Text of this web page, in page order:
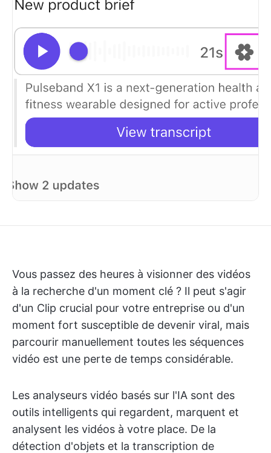
Vous passez des heures à visionner des vidéos
à la recherche d'un moment clé ? Il peut s'agir
d'un Clip crucial pour votre entreprise ou d'un
moment fort susceptible de devenir viral, mais
parcourir manuellement toutes les séquences
vidéo est une perte de temps considérable.
Les analyseurs vidéo basés sur l'IA sont des
outils intelligents qui regardent, marquent et
analysent les vidéos à votre place. De la
détection d'objets et la transcription de